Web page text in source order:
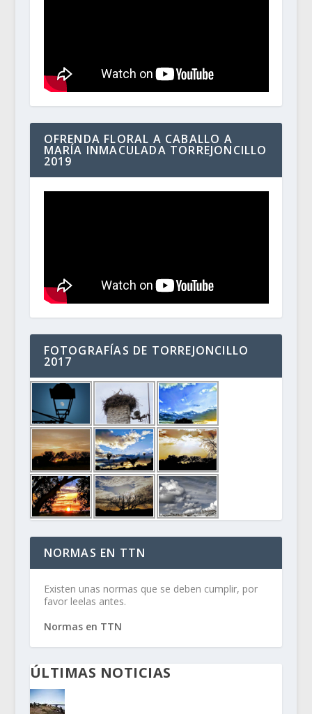
OFRENDA FLORAL A CABALLO A
MARÍA INMACULADA TORREJONCILLO
2019
FOTOGRAFÍAS DE TORREJONCILLO
2017
NORMAS EN TTN
Existen unas normas que se deben cumplir, por
favor leelas antes.
Normas en TTN
ÚLTIMAS NOTICIAS